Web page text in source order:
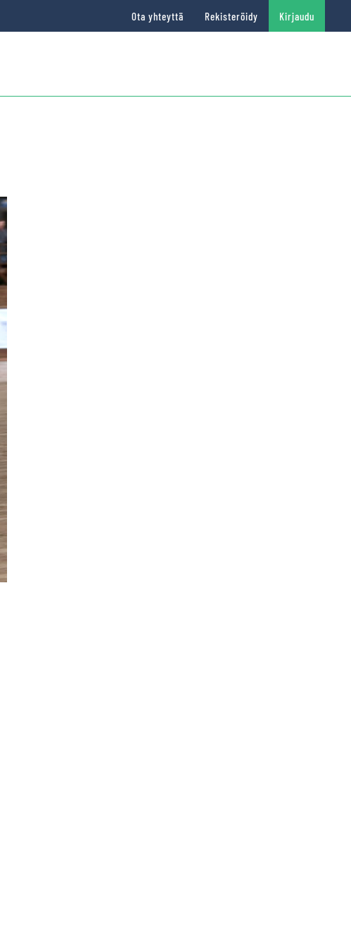
Ota yhteyttä Rekisteröidy Kirjaudu